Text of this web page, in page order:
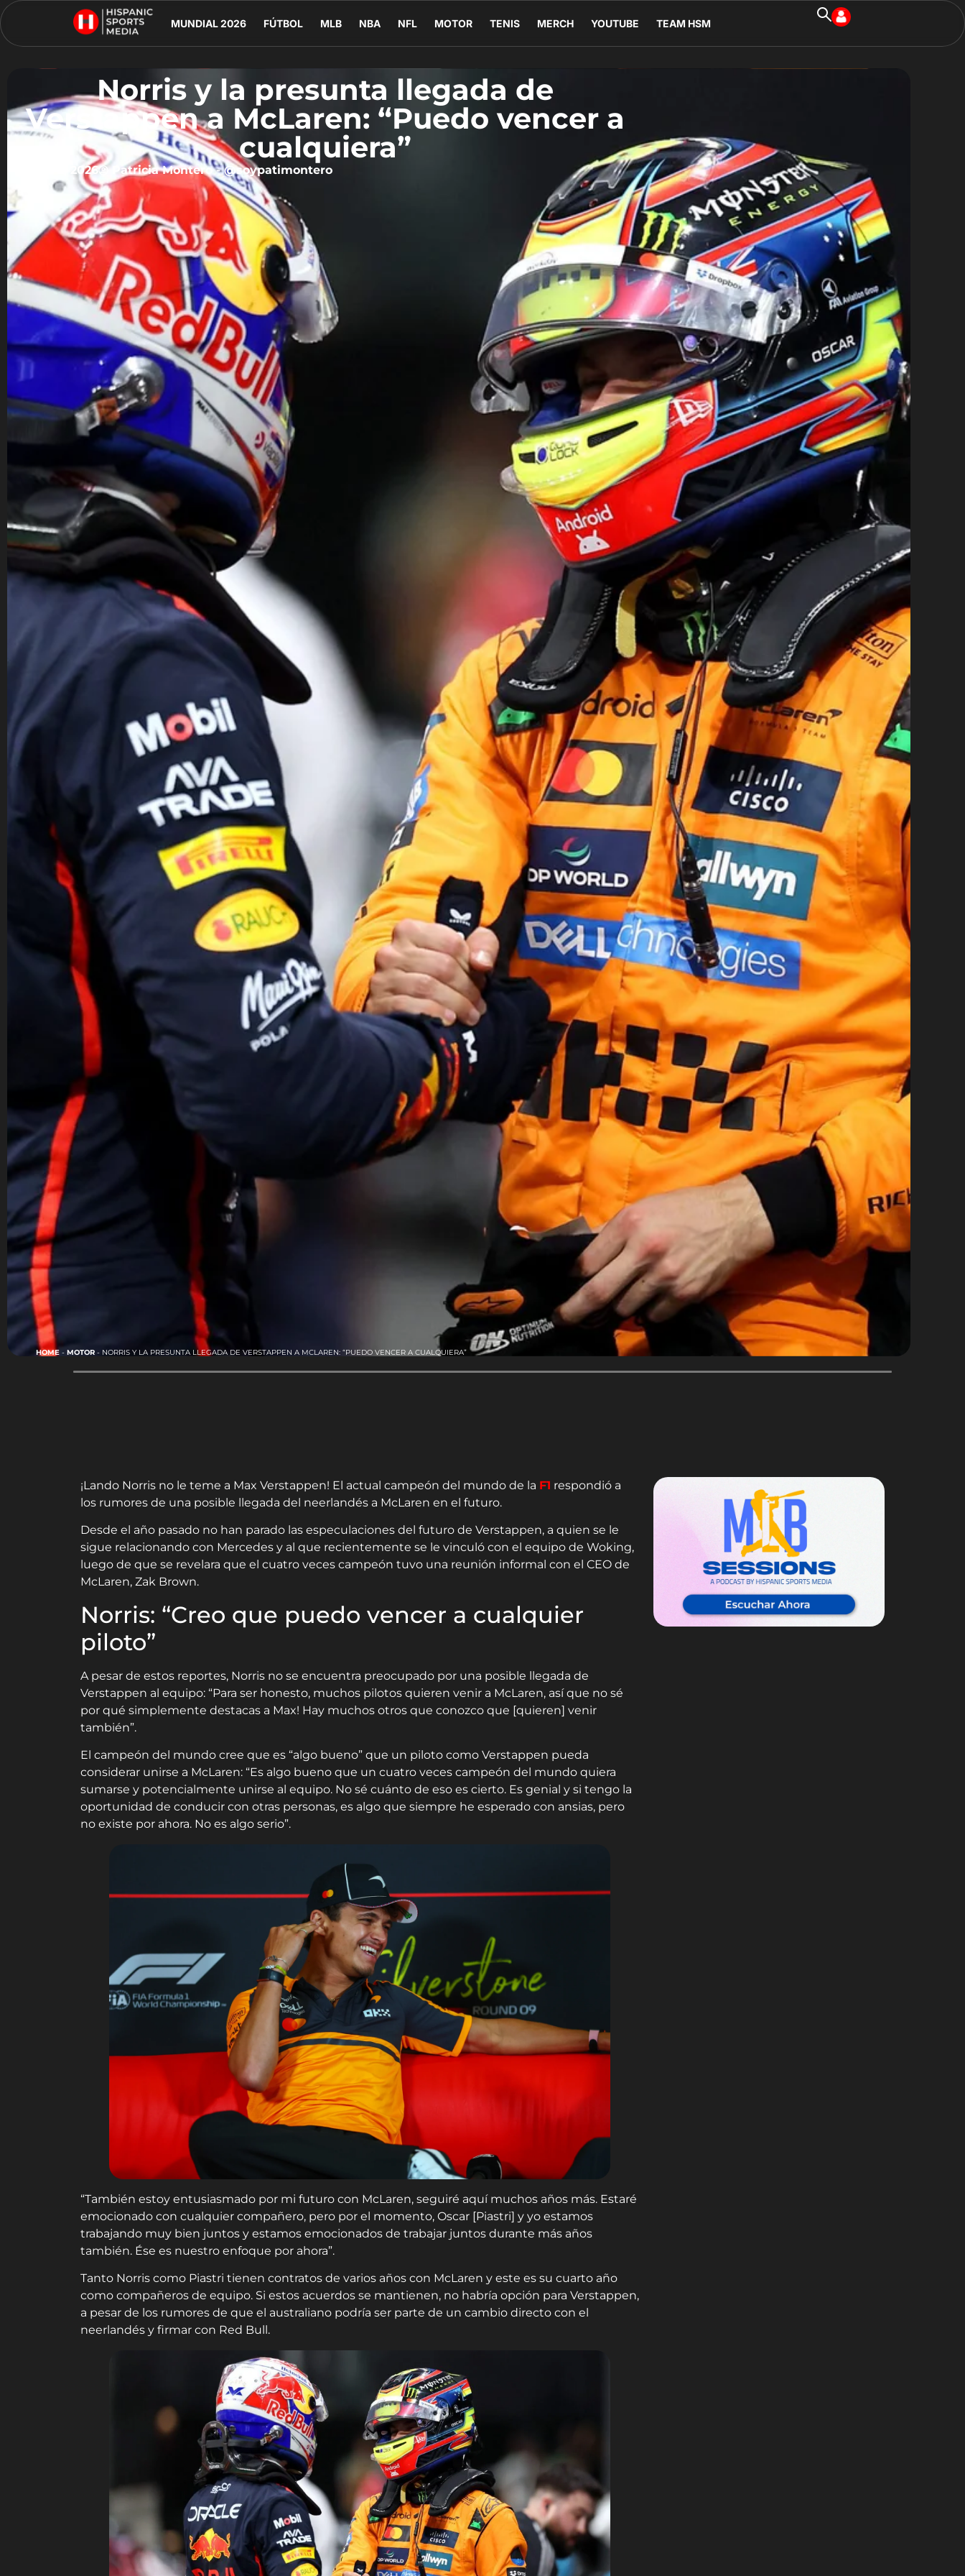
MUNDIAL 2026 FÚTBOL MLB NBA NFL MOTOR TENIS MERCH YOUTUBE TEAM HSM
Norris y la presunta llegada de
Verstappen a McLaren: “Puedo vencer a
cualquiera”
julio 2, 2026 Patricia Montero - @soypatimontero
HOME- MOTOR- NORRIS Y LA PRESUNTA LLEGADA DE VERSTAPPEN A MCLAREN: “PUEDO VENCER A CUALQUIERA”
¡Lando Norris no le teme a Max Verstappen! El actual campeón del mundo de la F1 respondió a
los rumores de una posible llegada del neerlandés a McLaren en el futuro.
Desde el año pasado no han parado las especulaciones del futuro de Verstappen, a quien se le
sigue relacionando con Mercedes y al que recientemente se le vinculó con el equipo de Woking,
luego de que se revelara que el cuatro veces campeón tuvo una reunión informal con el CEO de
McLaren, Zak Brown.
Norris: “Creo que puedo vencer a cualquier
piloto”
A pesar de estos reportes, Norris no se encuentra preocupado por una posible llegada de
Verstappen al equipo: “Para ser honesto, muchos pilotos quieren venir a McLaren, así que no sé
por qué simplemente destacas a Max! Hay muchos otros que conozco que [quieren] venir
también”.
El campeón del mundo cree que es “algo bueno” que un piloto como Verstappen pueda
considerar unirse a McLaren: “Es algo bueno que un cuatro veces campeón del mundo quiera
sumarse y potencialmente unirse al equipo. No sé cuánto de eso es cierto. Es genial y si tengo la
oportunidad de conducir con otras personas, es algo que siempre he esperado con ansias, pero
no existe por ahora. No es algo serio”.
“También estoy entusiasmado por mi futuro con McLaren, seguiré aquí muchos años más. Estaré
emocionado con cualquier compañero, pero por el momento, Oscar [Piastri] y yo estamos
trabajando muy bien juntos y estamos emocionados de trabajar juntos durante más años
también. Ése es nuestro enfoque por ahora”.
Tanto Norris como Piastri tienen contratos de varios años con McLaren y este es su cuarto año
como compañeros de equipo. Si estos acuerdos se mantienen, no habría opción para Verstappen,
a pesar de los rumores de que el australiano podría ser parte de un cambio directo con el
neerlandés y firmar con Red Bull.